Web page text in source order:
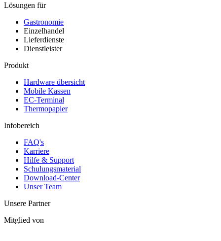
Lösungen für
Gastronomie
Einzelhandel
Lieferdienste
Dienstleister
Produkt
Hardware übersicht
Mobile Kassen
EC-Terminal
Thermopapier
Infobereich
FAQ's
Karriere
Hilfe & Support
Schulungsmaterial
Download-Center
Unser Team
Unsere Partner
Mitglied von